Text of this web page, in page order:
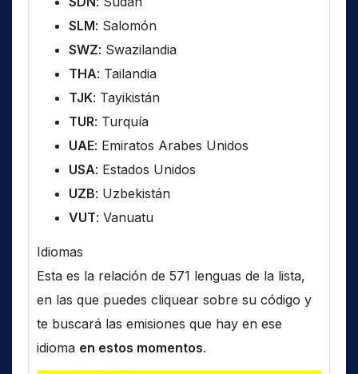
SLM: Salomón
SWZ: Swazilandia
THA: Tailandia
TJK: Tayikistán
TUR: Turquía
UAE: Emiratos Arabes Unidos
USA: Estados Unidos
UZB: Uzbekistán
VUT: Vanuatu
Idiomas
Esta es la relación de 571 lenguas de la lista,
en las que puedes cliquear sobre su código y
te buscará las emisiones que hay en ese
idioma en estos momentos.